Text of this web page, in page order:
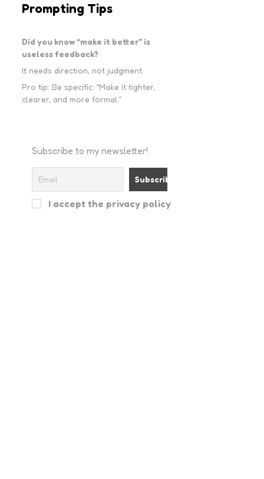
Prompting Tips
Did you know “make it better” is
useless feedback?
It needs direction, not judgment.
Pro tip: Be specific: “Make it tighter,
clearer, and more formal.”
Subscribe to my newsletter!
I accept the privacy policy